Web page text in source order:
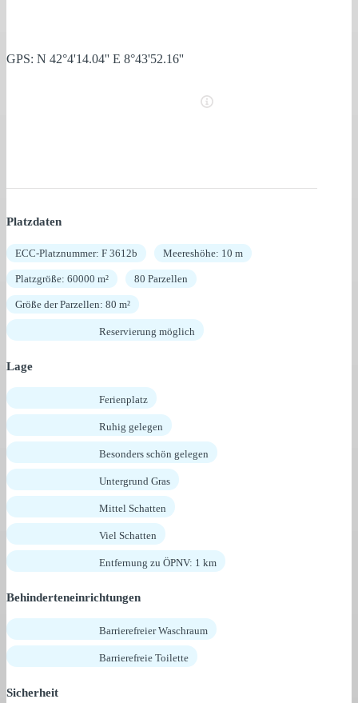
GPS: N 42°4'14.04'' E 8°43'52.16''
Platzdaten
ECC-Platznummer: F 3612b Meereshöhe: 10 m
Platzgröße: 60000 m² 80 Parzellen
Größe der Parzellen: 80 m²
Reservierung möglich
Lage
Ferienplatz
Ruhig gelegen
Besonders schön gelegen
Untergrund Gras
Mittel Schatten
Viel Schatten
Entfernung zu ÖPNV: 1 km
Behinderteneinrichtungen
Barrierefreier Waschraum
Barrierefreie Toilette
Sicherheit